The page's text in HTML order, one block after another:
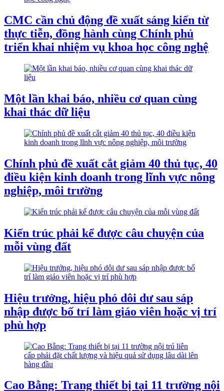
CMC cần chủ động đề xuất sáng kiến từ
thực tiễn, đồng hành cùng Chính phủ
triển khai nhiệm vụ khoa học công nghệ
Một lần khai báo, nhiều cơ quan cùng
khai thác dữ liệu
Chính phủ đề xuất cắt giảm 40 thủ tục, 40
điều kiện kinh doanh trong lĩnh vực nông
nghiệp, môi trường
Kiến trúc phải kể được câu chuyện của
mỗi vùng đất
Hiệu trưởng, hiệu phó dôi dư sau sáp
nhập được bố trí làm giáo viên hoặc vị trí
phù hợp
Cao Bằng: Trang thiết bị tại 11 trường nội